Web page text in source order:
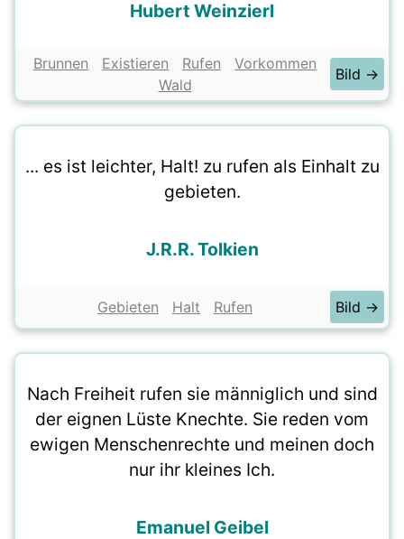
Hubert Weinzierl
Brunnen Existieren Rufen
Vorkommen
Wald
Bild →
... es ist leichter, Halt! zu rufen als Einhalt zu
gebieten.
J.R.R. Tolkien
Gebieten Halt Rufen Bild →
Nach Freiheit rufen sie männiglich und sind
der eignen Lüste Knechte. Sie reden vom
ewigen Menschenrechte und meinen doch
nur ihr kleines Ich.
Emanuel Geibel